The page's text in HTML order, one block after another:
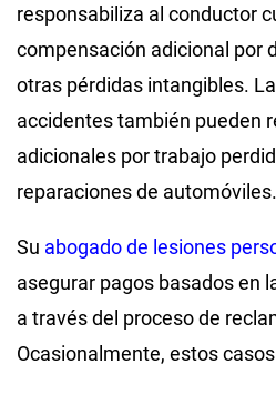
responsabiliza al conductor
compensación adicional por
otras pérdidas intangibles.
accidentes también pueden
adicionales por trabajo
reparaciones de automóviles.
Su abogado de lesiones
asegurar pagos basados en
a través del proceso de
Ocasionalmente, estos